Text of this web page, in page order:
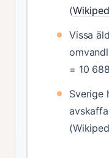
(
Vissa
= 10
Sverige